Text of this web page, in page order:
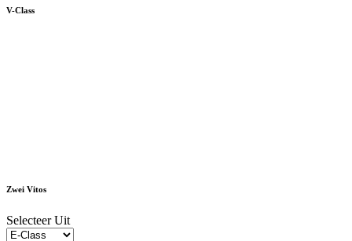
V-Class
Zwei Vitos
Selecteer Uit